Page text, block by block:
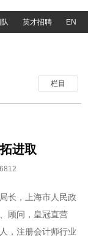
英才招聘 EN
栏目
进取
长，上海市人民政
顾问，皇冠直营
，注册会计师行业